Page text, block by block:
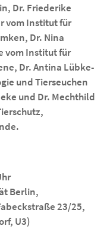
Dr. Friederike
vom Institut für
Dr. Nina
vom Institut für
Dr. Antina Lübke-
und Tierseuchen
und Dr. Mechthild
Berlin,
23/25,
U3)